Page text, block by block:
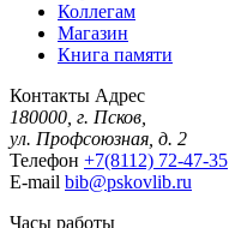
Коллегам
Магазин
Книга памяти
Контакты Адрес
180000, г. Псков,
ул. Профсоюзная, д. 2
Телефон +7(8112) 72-47-35
E-mail bib@pskovlib.ru
Часы работы